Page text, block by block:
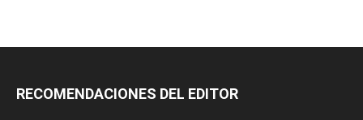
RECOMENDACIONES DEL EDITOR